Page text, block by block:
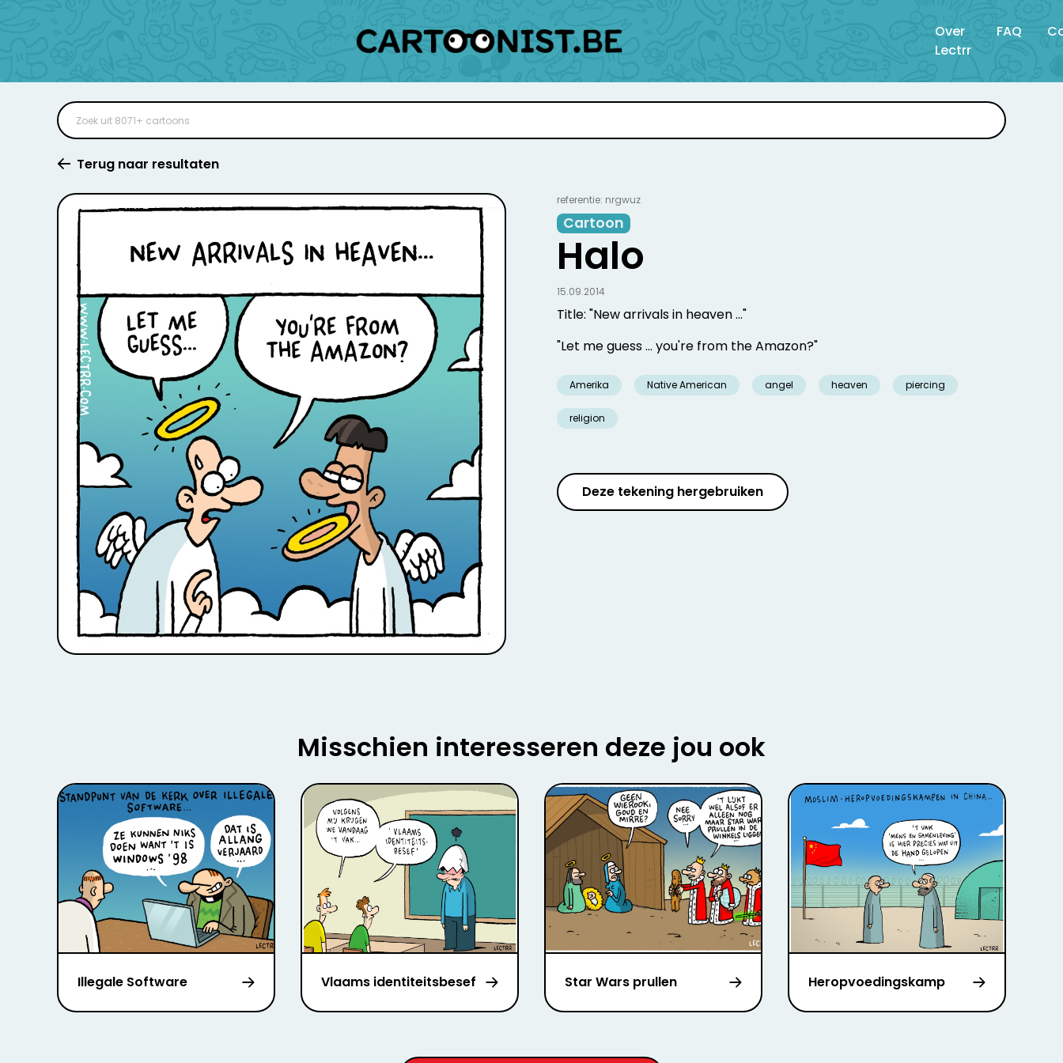
Over
Lectrr
FAQ
Terug naar resultaten
referentie: nrgwuz
Cartoon
Halo
Title: "New arrivals in heaven ..."
"Let me guess ... you're from the Amazon?"
Amerika Native American angel heaven piercing
religion
15.09.2014
Deze tekening hergebruiken
Misschien interesseren deze jou ook
Illegale Software Vlaams identiteitsbesef Star Wars prullen Heropvoedingskamp